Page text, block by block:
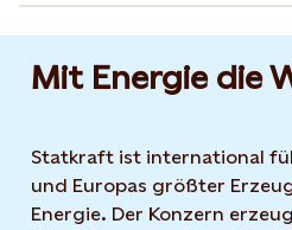
Mit Energie die
Statkraft ist international
und Europas größter
Energie. Der Konzern